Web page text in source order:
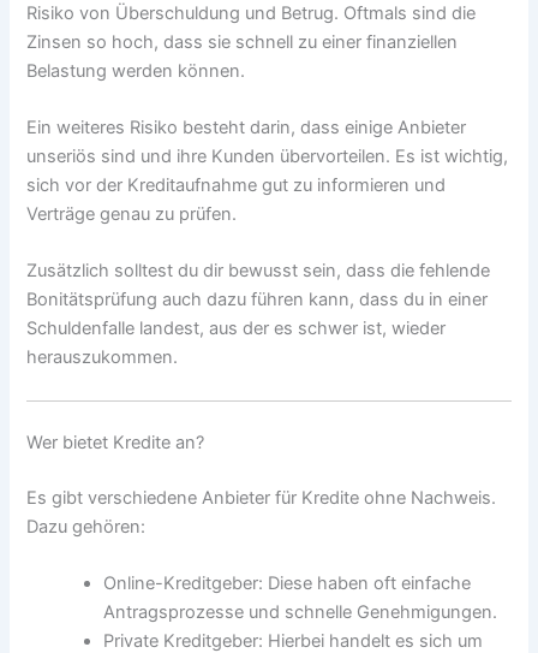
Risiko von Überschuldung und Betrug. Oftmals sind die
Zinsen so hoch, dass sie schnell zu einer finanziellen
Belastung werden können.
Ein weiteres Risiko besteht darin, dass einige Anbieter
unseriös sind und ihre Kunden übervorteilen. Es ist wichtig,
sich vor der Kreditaufnahme gut zu informieren und
Verträge genau zu prüfen.
Zusätzlich solltest du dir bewusst sein, dass die fehlende
Bonitätsprüfung auch dazu führen kann, dass du in einer
Schuldenfalle landest, aus der es schwer ist, wieder
herauszukommen.
Wer bietet Kredite an?
Es gibt verschiedene Anbieter für Kredite ohne Nachweis.
Dazu gehören:
Online-Kreditgeber: Diese haben oft einfache
Antragsprozesse und schnelle Genehmigungen.
Private Kreditgeber: Hierbei handelt es sich um